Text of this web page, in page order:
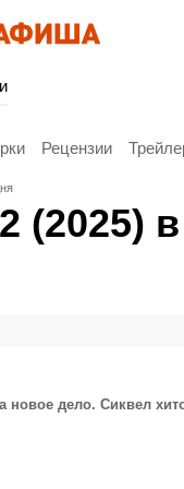
Рецензии
(2025)
дело. Сиквел